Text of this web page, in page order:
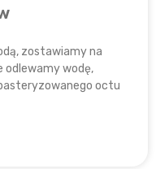
zostawiamy na
odlewamy wodę,
octu